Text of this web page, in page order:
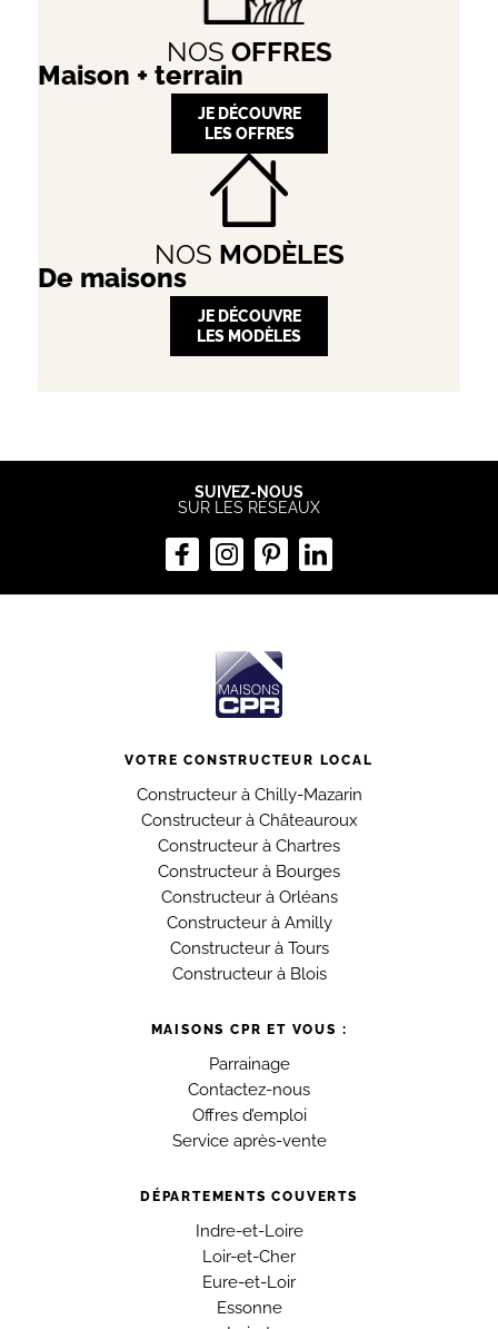
NOS OFFRES
Maison + terrain
JE DÉCOUVRE
LES OFFRES
NOS MODÈLES
De maisons
JE DÉCOUVRE
LES MODÈLES
SUIVEZ-NOUS
SUR LES RÉSEAUX
VOTRE CONSTRUCTEUR LOCAL
Constructeur à Chilly-Mazarin
Constructeur à Châteauroux
Constructeur à Chartres
Constructeur à Bourges
Constructeur à Orléans
Constructeur à Amilly
Constructeur à Tours
Constructeur à Blois
MAISONS CPR ET VOUS :
Parrainage
Contactez-nous
Offres d’emploi
Service après-vente
DÉPARTEMENTS COUVERTS
Indre-et-Loire
Loir-et-Cher
Eure-et-Loir
Essonne